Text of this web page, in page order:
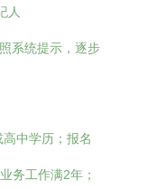
人
系统提示，逐步
中学历；报名
务工作满2年；